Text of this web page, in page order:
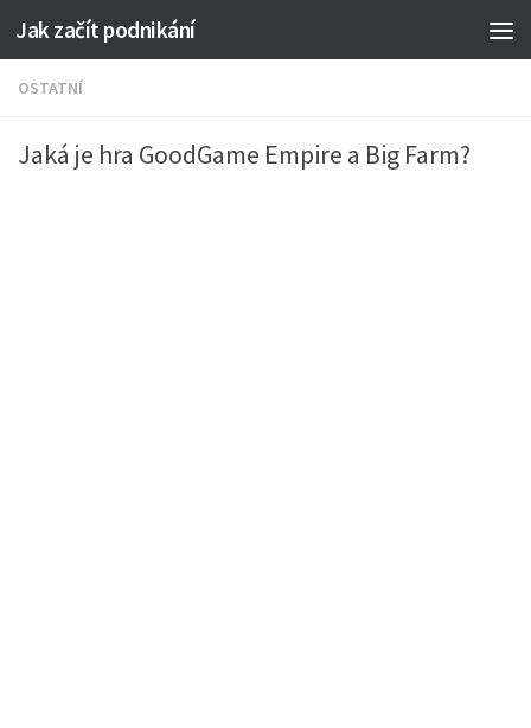
Jak začít podnikání
OSTATNÍ
Jaká je hra GoodGame Empire a Big Farm?